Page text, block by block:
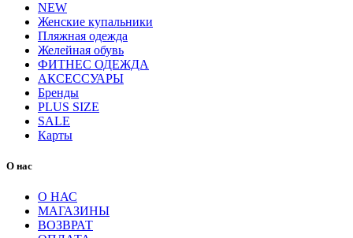
NEW
Женские купальники
Пляжная одежда
Желейная обувь
ФИТНЕС ОДЕЖДА
АКСЕССУАРЫ
Бренды
PLUS SIZE
SALE
Карты
О нас
О НАС
МАГАЗИНЫ
ВОЗВРАТ